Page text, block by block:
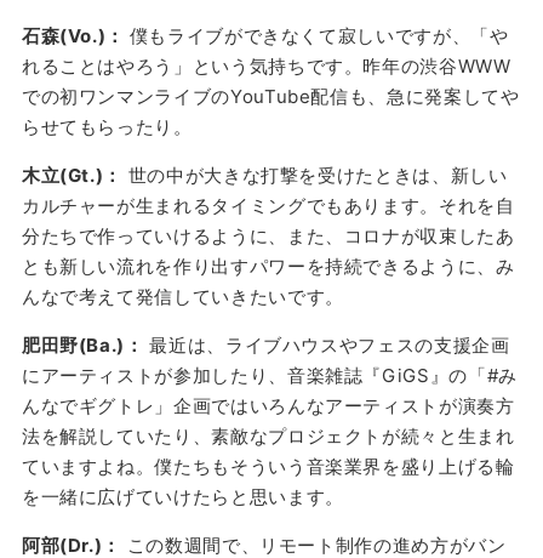
石森(Vo.)： 僕もライブができなくて寂しいですが、「や
れることはやろう」という気持ちです。昨年の渋谷WWW
での初ワンマンライブのYouTube配信も、急に発案してや
らせてもらったり。
木立(Gt.)：
世の中が大きな打撃を受けたときは、新しい
カルチャーが生まれるタイミングでもあります。それを自
分たちで作っていけるように、また、コロナが収束したあ
とも新しい流れを作り出すパワーを持続できるように、み
んなで考えて発信していきたいです。
肥田野(Ba.)： 最近は、ライブハウスやフェスの支援企画
にアーティストが参加したり、音楽雑誌『GiGS』の「#み
んなでギグトレ」企画ではいろんなアーティストが演奏方
法を解説していたり、素敵なプロジェクトが続々と生まれ
ていますよね。僕たちもそういう音楽業界を盛り上げる輪
を一緒に広げていけたらと思います。
阿部(Dr.)：
この数週間で、リモート制作の進め方がバン